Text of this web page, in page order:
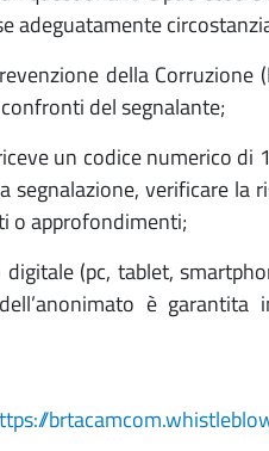
adeguatamente
della Corruzione
del segnalante;
un codice numerico di
segnalazione, verificare la
o approfondimenti;
(pc, tablet,
è garantita